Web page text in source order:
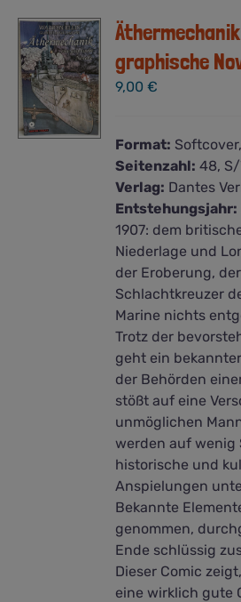
graphische
9,00€
Format:
Seitenzahl: 48, S/
Verlag: Dantes
Entstehungsjahr:
1907: dem
Niederlage und
der Eroberung,
Schlachtkreuzer
Marine nichts
Trotz der
geht ein
der Behörden
stößt auf eine
unmöglichen
werden auf wenig
historische und
Anspielungen
Bekannte
genommen,
Ende schlüssig
Dieser Comic
eine wirklich gute